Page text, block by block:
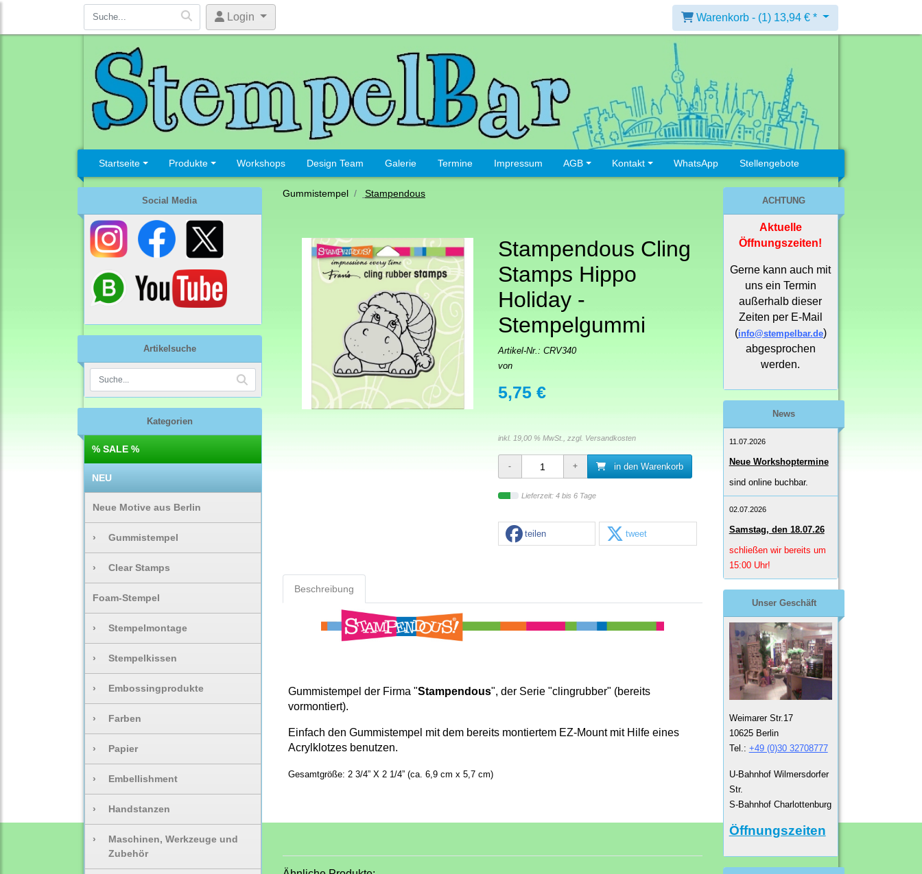
Login Warenkorb - (1) 13,94 € *
Startseite Produkte Workshops Design Team Galerie Termine Impressum AGB Kontakt WhatsApp Stellengebote
Social Media
Artikelsuche
Kategorien
% SALE %
NEU
Neue Motive aus Berlin
› Gummistempel
› Clear Stamps
Foam-Stempel
› Stempelmontage
› Stempelkissen
› Embossingprodukte
› Farben
› Papier
› Embellishment
› Handstanzen
›
Maschinen, Werkzeuge und
Zubehör
Gummistempel Stampendous
Stampendous Cling
Stamps Hippo
Holiday -
Stempelgummi
Artikel-Nr.: CRV340
von
5,75 €
inkl. 19,00 % MwSt., zzgl. Versandkosten
in den Warenkorb
Lieferzeit: 4 bis 6 Tage
teilen tweet
Beschreibung
Gummistempel der Firma "Stampendous", der Serie "clingrubber" (bereits
vormontiert).
Einfach den Gummistempel mit dem bereits montiertem EZ-Mount mit Hilfe eines
Acrylklotzes benutzen.
Gesamtgröße: 2 3/4” X 2 1/4” (ca. 6,9 cm x 5,7 cm)
ACHTUNG
Aktuelle
Öffnungszeiten!
Gerne kann auch mit
uns ein Termin
außerhalb dieser
Zeiten per E-Mail
(info@stempelbar.de)
abgesprochen
werden.
News
11.07.2026
Neue Workshoptermine
sind online buchbar.
02.07.2026
Samstag, den 18.07.26
schließen wir bereits um
15:00 Uhr!
Unser Geschäft
Weimarer Str.17
10625 Berlin
Tel.: +49 (0)30 32708777
U-Bahnhof Wilmersdorfer
Str.
S-Bahnhof Charlottenburg
Öffnungszeiten